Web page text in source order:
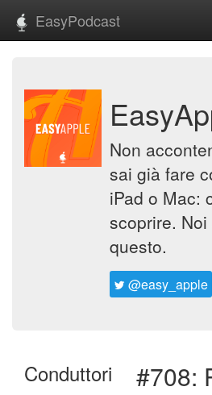
EasyPodcast
Non
sai già fare
iPad o Mac:
scoprire.
questo.
@easy_apple
Conduttori #708: